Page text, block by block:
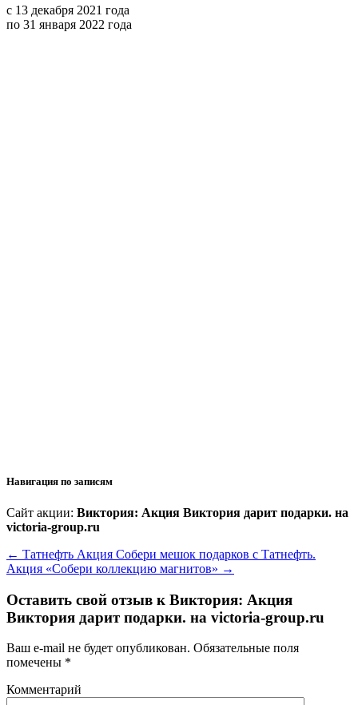
с 13 декабря 2021 года
по 31 января 2022 года
Навигация по записям
Сайт акции: Виктория: Акция Виктория дарит подарки. на
victoria-group.ru
← Татнефть Акция Собери мешок подарков с Татнефть.
Акция «Собери коллекцию магнитов» →
Оставить свой отзыв к Виктория: Акция
Виктория дарит подарки. на victoria-group.ru
Ваш e-mail не будет опубликован. Обязательные поля
помечены *
Комментарий